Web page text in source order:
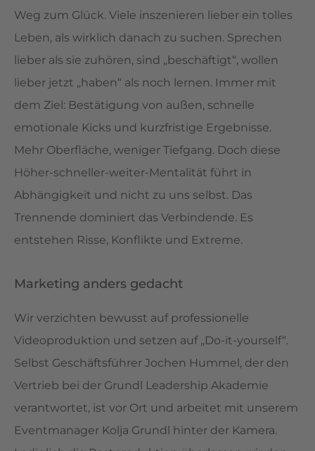
Weg zum Glück. Viele inszenieren lieber ein tolles
Leben, als wirklich danach zu suchen. Sprechen
lieber als sie zuhören, sind „beschäftigt“, wollen
lieber jetzt „haben“ als noch lernen. Immer mit
dem Ziel: Bestätigung von außen, schnelle
emotionale Kicks und kurzfristige Ergebnisse.
Mehr Oberfläche, weniger Tiefgang. Doch diese
Höher-schneller-weiter-Mentalität führt in
Abhängigkeit und nicht zu uns selbst. Das
Trennende dominiert das Verbindende. Es
entstehen Risse, Konflikte und Extreme.
Marketing anders gedacht
Wir verzichten bewusst auf professionelle
Videoproduktion und setzen auf „Do-it-yourself“.
Selbst Geschäftsführer Jochen Hummel, der den
Vertrieb bei der Grundl Leadership Akademie
verantwortet, ist vor Ort und arbeitet mit unserem
Eventmanager Kolja Grundl hinter der Kamera.